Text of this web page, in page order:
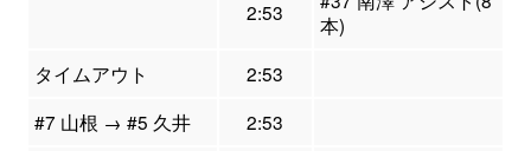
2:53
本)
タイムアウト
2:53
#7 山根 → #5 久井
2:53